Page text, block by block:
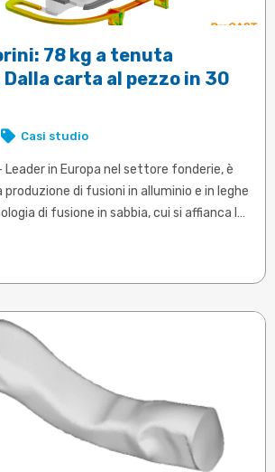
78 kg a tenuta
carta al pezzo in 30
Casi studio
- Leader in Europa nel settore fonderie, è
di fusioni in alluminio e in leghe
di fusione in sabbia, cui si affianca la
di colata e montanti guidati dalla